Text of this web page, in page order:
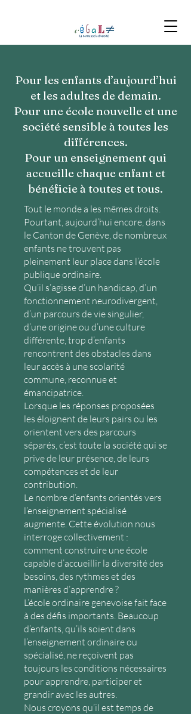
Pour les enfants d’aujourd’hui
et les adultes de demain.
Pour une école nouvelle et une
société sensible à toutes les
différences.
Pour un enseignement qui
accueille chaque enfant et
bénéficie à toutes et tous.
Tout le monde a les mêmes droits.
Pourtant, aujourd’hui encore, dans
le Canton de Genève, de nombreux
enfants ne trouvent pas
pleinement leur place dans l’école
publique ordinaire.
Qu’il s’agisse d’un handicap, d’un
fonctionnement neurodivergent,
d’un parcours de vie singulier,
d’une origine ou d’une culture
différente, trop d’enfants
rencontrent des obstacles dans
leur accès à une scolarité
commune, reconnue et
émancipatrice.
Lorsque les réponses proposées
les éloignent de leurs pairs ou les
orientent vers des parcours
séparés, c’est toute la société qui se
prive de leur présence, de leurs
compétences et de leur
contribution.
Le nombre d’enfants orientés vers
l’enseignement spécialisé
augmente. Cette évolution nous
interroge collectivement :
comment construire une école
capable d’accueillir la diversité des
besoins, des rythmes et des
manières d’apprendre ?
L’école ordinaire genevoise fait face
à des défis importants. Beaucoup
d’enfants, qu’ils soient dans
l’enseignement ordinaire ou
spécialisé, ne reçoivent pas
toujours les conditions nécessaires
pour apprendre, participer et
grandir avec les autres.
Nous croyons qu’il est temps de